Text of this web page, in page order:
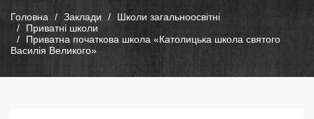
Головна Заклади
Школи загальноосвітні
Приватні школи
Приватна початкова школа «Католицька школа святого
Василія Великого»